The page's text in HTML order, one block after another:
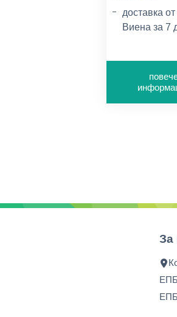
доставка
Виена за 7
поръчка -
копринено-
повърхност
За